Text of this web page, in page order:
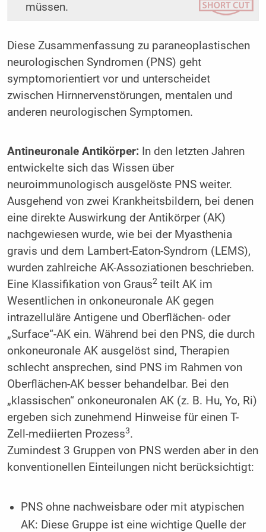
müssen.
Diese Zusammenfassung zu paraneoplastischen
neurologischen Syndromen (PNS) geht
symptomorientiert vor und unterscheidet
zwischen Hirnnervenstörungen, mentalen und
anderen neurologischen Symptomen.
Antineuronale Antikörper:In den letzten Jahren
entwickelte sich das Wissen über
neuroimmunologisch ausgelöste PNS weiter.
Ausgehend von zwei Krankheitsbildern, bei denen
eine direkte Auswirkung der Antikörper (AK)
nachgewiesen wurde, wie bei der Myasthenia
gravis und dem Lambert-Eaton-Syndrom (LEMS),
wurden zahlreiche AK-Assoziationen beschrieben.
Eine Klassifikation von Graus2teilt AK im
Wesentlichen in onkoneuronale AK gegen
intrazelluläre Antigene und Oberflächen- oder
„Surface“-AK ein. Während bei den PNS, die durch
onkoneuronale AK ausgelöst sind, Therapien
schlecht ansprechen, sind PNS im Rahmen von
Oberflächen-AK besser behandelbar. Bei den
„klassischen“ onkoneuronalen AK (z. B. Hu, Yo, Ri)
ergeben sich zunehmend Hinweise für einen T-
Zell-mediierten Prozess3.
Zumindest 3 Gruppen von PNS werden aber in den
konventionellen Einteilungen nicht berücksichtigt:
PNS ohne nachweisbare oder mit atypischen
AK: Diese Gruppe ist eine wichtige Quelle der